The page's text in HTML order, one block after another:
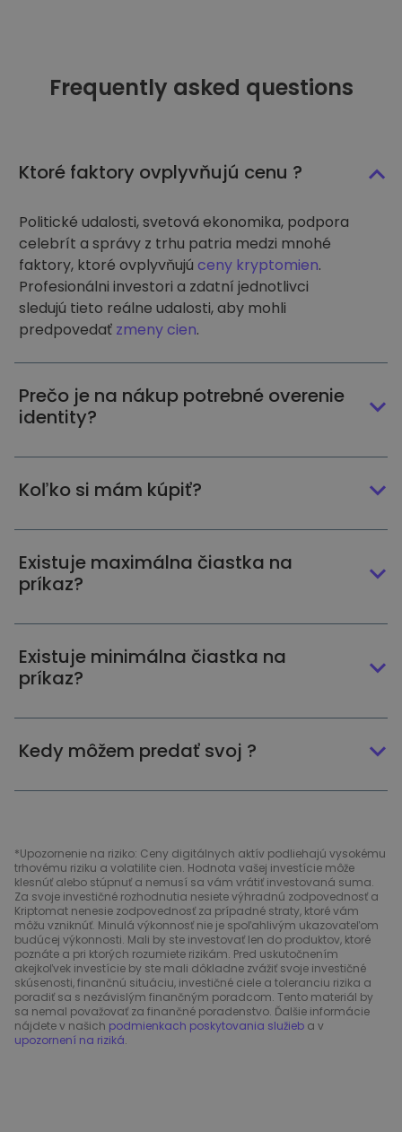
Frequently asked questions
Ktoré faktory ovplyvňujú cenu ?
Politické udalosti, svetová ekonomika, podpora
celebrít a správy z trhu patria medzi mnohé
faktory, ktoré ovplyvňujú ceny kryptomien.
Profesionálni investori a zdatní jednotlivci
sledujú tieto reálne udalosti, aby mohli
predpovedať zmeny cien.
Prečo je na nákup potrebné overenie
identity?
Koľko si mám kúpiť?
Existuje maximálna čiastka na
príkaz?
Existuje minimálna čiastka na
príkaz?
Kedy môžem predať svoj ?
*Upozornenie na riziko: Ceny digitálnych aktív podliehajú vysokému
trhovému riziku a volatilite cien. Hodnota vašej investície môže
klesnúť alebo stúpnuť a nemusí sa vám vrátiť investovaná suma.
Za svoje investičné rozhodnutia nesiete výhradnú zodpovednosť a
Kriptomat nenesie zodpovednosť za prípadné straty, ktoré vám
môžu vzniknúť. Minulá výkonnosť nie je spoľahlivým ukazovateľom
budúcej výkonnosti. Mali by ste investovať len do produktov, ktoré
poznáte a pri ktorých rozumiete rizikám. Pred uskutočnením
akejkoľvek investície by ste mali dôkladne zvážiť svoje investičné
skúsenosti, finančnú situáciu, investičné ciele a toleranciu rizika a
poradiť sa s nezávislým finančným poradcom. Tento materiál by
sa nemal považovať za finančné poradenstvo. Ďalšie informácie
nájdete v našich podmienkach poskytovania služieb a v
upozornení na riziká.